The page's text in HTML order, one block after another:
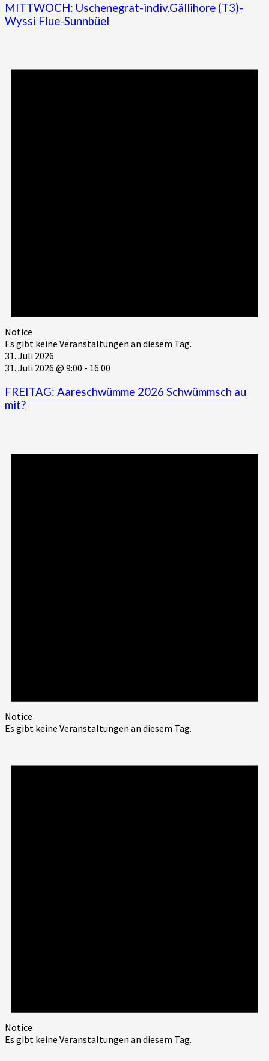
MITTWOCH: Uschenegrat-indiv.Gällihore (T3)-
Wyssi Flue-Sunnbüel
Notice
Es gibt keine Veranstaltungen an diesem Tag.
31. Juli 2026
31. Juli 2026 @ 9:00 - 16:00
FREITAG: Aareschwümme 2026 Schwümmsch au
mit?
Notice
Es gibt keine Veranstaltungen an diesem Tag.
Notice
Es gibt keine Veranstaltungen an diesem Tag.